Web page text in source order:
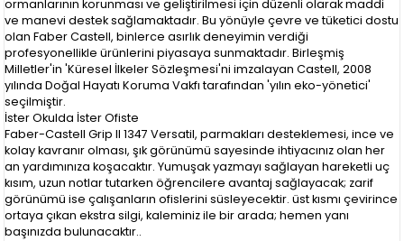
ormanlarının korunması ve geliştirilmesi için düzenli olarak maddi
ve manevi destek sağlamaktadır. Bu yönüyle çevre ve tüketici dostu
olan Faber Castell, binlerce asırlık deneyimin verdiği
profesyonellikle ürünlerini piyasaya sunmaktadır. Birleşmiş
Milletler'in 'Küresel İlkeler Sözleşmesi'ni imzalayan Castell, 2008
yılında Doğal Hayatı Koruma Vakfı tarafından 'yılın eko-yönetici'
seçilmiştir.
İster Okulda İster Ofiste
Faber-Castell Grip II 1347 Versatil, parmakları desteklemesi, ince ve
kolay kavranır olması, şık görünümü sayesinde ihtiyacınız olan her
an yardımınıza koşacaktır. Yumuşak yazmayı sağlayan hareketli uç
kısım, uzun notlar tutarken öğrencilere avantaj sağlayacak; zarif
görünümü ise çalışanların ofislerini süsleyecektir. üst kısmı çevirince
ortaya çıkan ekstra silgi, kaleminiz ile bir arada; hemen yanı
başınızda bulunacaktır..